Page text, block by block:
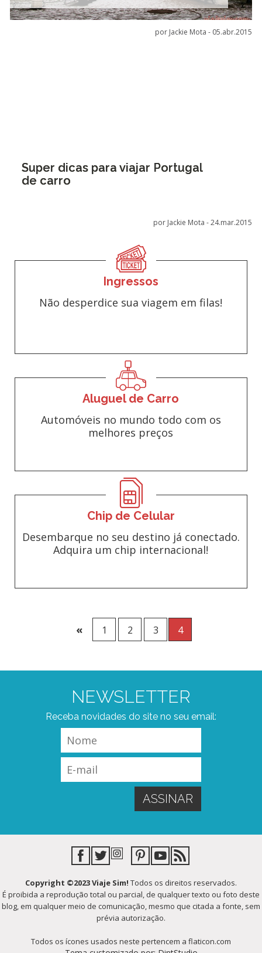
por Jackie Mota - 05.abr.2015
Super dicas para viajar Portugal
de carro
por Jackie Mota -24.mar.2015
Ingressos
Não desperdice sua viagem em filas!
Aluguel de Carro
Automóveis no mundo todo com os
melhores preços
Chip de Celular
Desembarque no seu destino já conectado.
Adquira um chip internacional!
« 1 2 3 4
NEWSLETTER
Receba novidades do site no seu email:
Copyright ©2023 Viaje Sim! Todos os direitos reservados.
É proibida a reprodução total ou parcial, de qualquer texto ou foto deste
blog, em qualquer meio de comunicação, mesmo que citada a fonte, sem
prévia autorização.
Todos os ícones usados neste pertencem a flaticon.com